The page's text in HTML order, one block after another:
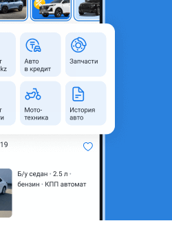
Алматы, Алматинская
область
1981 - 1993 1 поколение
(280)
Механика